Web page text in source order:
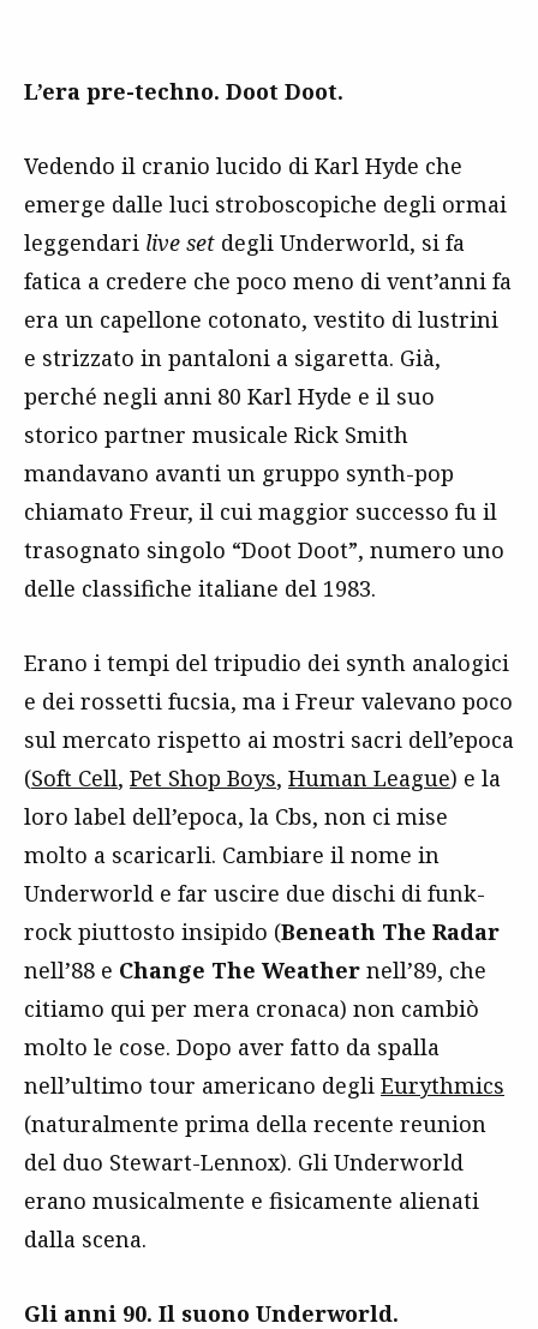
L’era pre-techno. Doot Doot.
Vedendo il cranio lucido di Karl Hyde che
emerge dalle luci stroboscopiche degli ormai
leggendari live set degli Underworld, si fa
fatica a credere che poco meno di vent’anni fa
era un capellone cotonato, vestito di lustrini
e strizzato in pantaloni a sigaretta. Già,
perché negli anni 80 Karl Hyde e il suo
storico partner musicale Rick Smith
mandavano avanti un gruppo synth-pop
chiamato Freur, il cui maggior successo fu il
trasognato singolo “Doot Doot”, numero uno
delle classifiche italiane del 1983.
Erano i tempi del tripudio dei synth analogici
e dei rossetti fucsia, ma i Freur valevano poco
sul mercato rispetto ai mostri sacri dell’epoca
(Soft Cell, Pet Shop Boys, Human League) e la
loro label dell’epoca, la Cbs, non ci mise
molto a scaricarli. Cambiare il nome in
Underworld e far uscire due dischi di funk-
rock piuttosto insipido (Beneath The Radar
nell’88 e Change The Weather nell’89, che
citiamo qui per mera cronaca) non cambiò
molto le cose. Dopo aver fatto da spalla
nell’ultimo tour americano degli Eurythmics
(naturalmente prima della recente reunion
del duo Stewart-Lennox). Gli Underworld
erano musicalmente e fisicamente alienati
dalla scena.
Gli anni 90. Il suono Underworld.